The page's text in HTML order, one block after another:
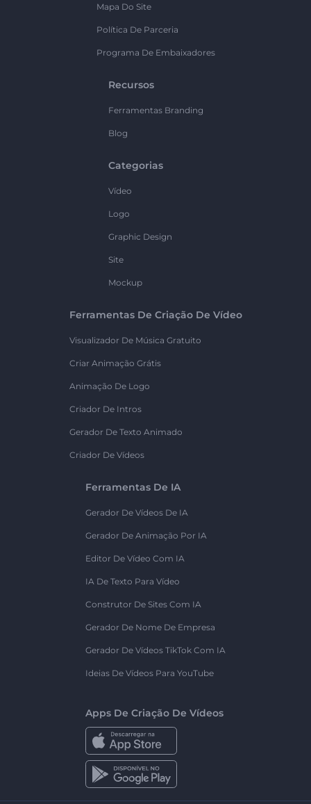
Mapa Do Site
Política De Parceria
Programa De Embaixadores
Recursos
Ferramentas Branding
Blog
Categorias
Vídeo
Logo
Graphic Design
Site
Mockup
Ferramentas De Criação De Vídeo
Visualizador De Música Gratuito
Criar Animação Grátis
Animação De Logo
Criador De Intros
Gerador De Texto Animado
Criador De Vídeos
Ferramentas De IA
Gerador De Vídeos De IA
Gerador De Animação Por IA
Editor De Vídeo Com IA
IA De Texto Para Vídeo
Construtor De Sites Com IA
Gerador De Nome De Empresa
Gerador De Vídeos TikTok Com IA
Ideias De Vídeos Para YouTube
Apps De Criação De Vídeos